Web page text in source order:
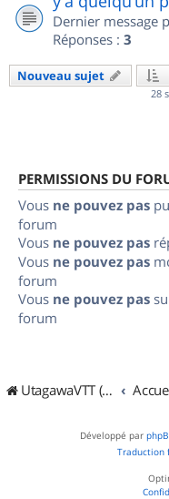
Dernier message
Réponses : 3
Nouveau sujet
28
PERMISSIONS DU
Vous ne pouvez pas
forum
Vous ne pouvez pas
Vous ne pouvez pas
forum
Vous ne pouvez pas
forum
UtagawaVTT (Randos VTT et VTTAE avec traces GPS)
Développé par
Traduction